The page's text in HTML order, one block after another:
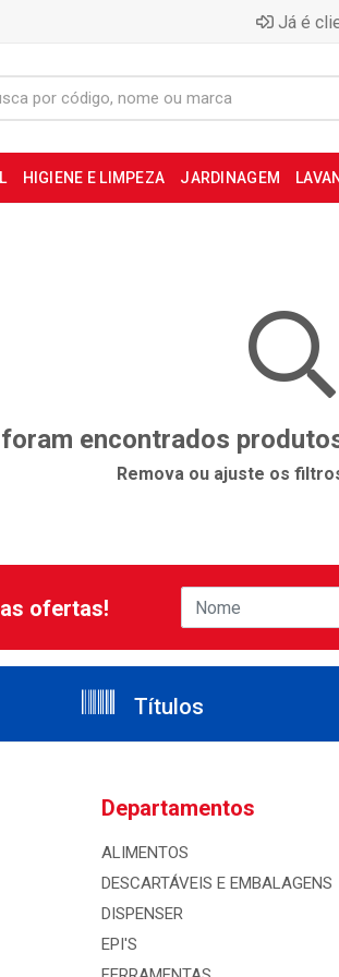
Já é
HIGIENE E LIMPEZA JARDINAGEM
encontrados
Remova ou ajuste os
ofertas!
Títulos
Departamentos
ALIMENTOS
DESCARTÁVEIS E EMBALAGENS
DISPENSER
EPI'S